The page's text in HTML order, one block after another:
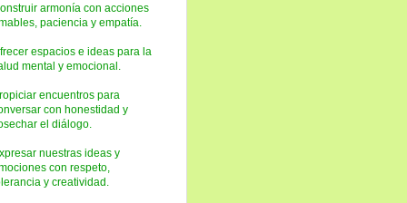
armonía con acciones
paciencia y empatía.
espacios e ideas para la
mental y emocional.
encuentros para
con honestidad y
el diálogo.
nuestras ideas y
con respeto,
y creatividad.